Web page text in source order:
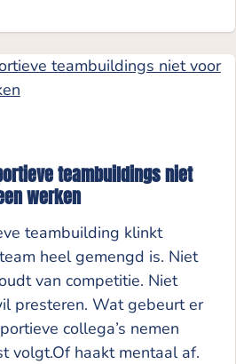
teambuildings niet
werken
teambuilding klinkt
heel gemengd is. Niet
van competitie. Niet
presteren. Wat gebeurt er
collega’s nemen
volgt.Of haakt mentaal af.